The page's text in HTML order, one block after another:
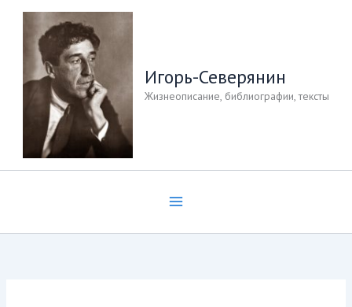
Перейти
содержимому
Игорь-Северянин
Жизнеописание, библиографии, тексты